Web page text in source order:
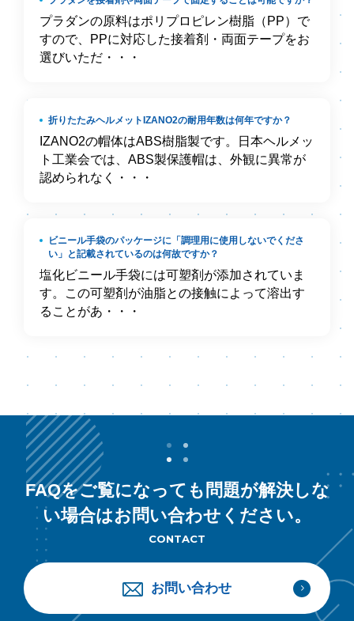
プラダンの原料はポリプロピレン樹脂（PP）で
すので、PPに対応した接着剤・両面テープをお
選びいただ・・・
折りたたみヘルメットIZANO2の耐用年数は何年ですか？
IZANO2の帽体はABS樹脂製です。日本ヘルメッ
ト工業会では、ABS製保護帽は、外観に異常が
認められなく・・・
ビニール手袋のパッケージに「調理用に使用しないでくださ
い」と記載されているのは何故ですか？
塩化ビニール手袋には可塑剤が添加されていま
す。この可塑剤が油脂との接触によって溶出す
ることがあ・・・
FAQをご覧になっても問題が解決しな
い場合はお問い合わせください。
CONTACT
お問い合わせ